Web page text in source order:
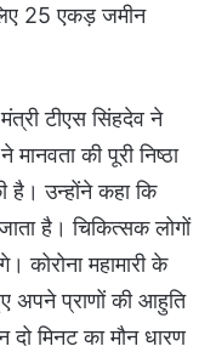
25 एकड़ जमीन
टीएस सिंहदेव ने
की पूरी निष्ठा
है। उन्होंने कहा कि
है। चिकित्सक लोगों
कोरोना महामारी के
अपने प्राणों की आहुति
दो मिनट का मौन धारण